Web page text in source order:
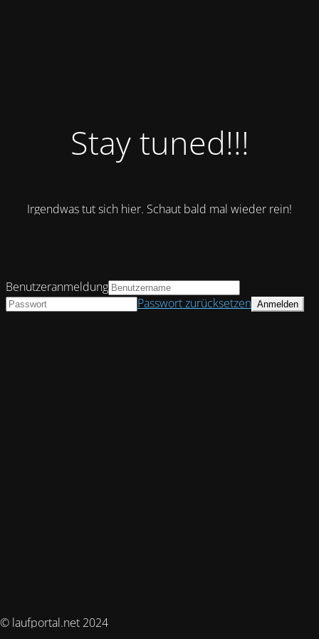
Stay tuned!!!
Irgendwas tut sich hier. Schaut bald mal wieder rein!
© laufportal.net 2024
Benutzeranmeldung
Passwort zurücksetzen